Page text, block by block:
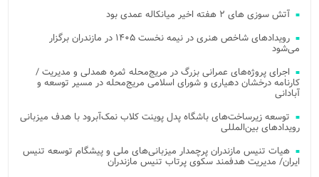
آتش‌ سوزی‌ های ۲ هفته اخیر میانکاله عمدی بود
رویدادهای شاخص هنری در نیمه نخست ۱۴۰۵ در مازندران برگزار
می‌شود
اجرای پروژه‌های عمرانی بزرگ در مریج‌محله ثمره همدلی و مدیریت /
کارنامه درخشان دهیاری و شورای اسلامی مریج‌محله در مسیر توسعه و
آبادانی
توسعه زیرساخت‌های باشگاه پدل پوینت کلاب نمک‌آبرود با هدف میزبانی
رویدادهای بین‌المللی
هیات تنیس مازندران پرچمدار میزبانی‌های ملی و پیشگام توسعه تنیس
ایران/ مدیریت هدفمند سکوی پرتاب تنیس مازندران